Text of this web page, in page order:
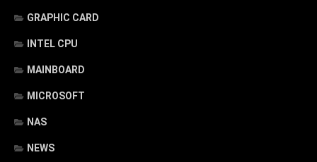
GRAPHIC CARD
INTEL CPU
MAINBOARD
MICROSOFT
NAS
NEWS